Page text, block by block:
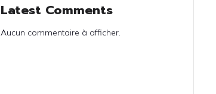
Latest Comments
Aucun commentaire à afficher.